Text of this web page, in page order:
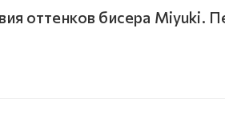
оттенков бисера Miyuki.